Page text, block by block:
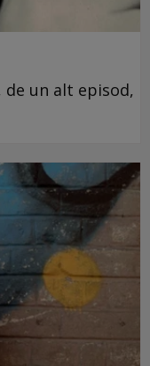
de un alt episod,